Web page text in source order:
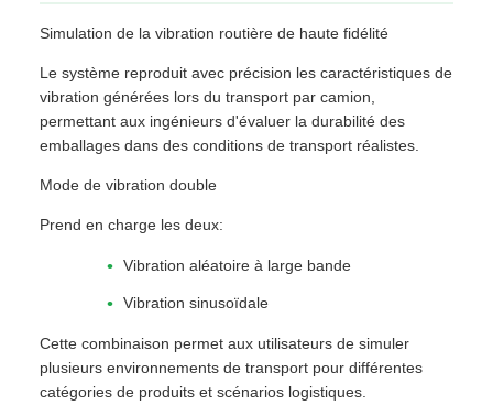
Simulation de la vibration routière de haute fidélité
Le système reproduit avec précision les caractéristiques de
vibration générées lors du transport par camion,
permettant aux ingénieurs d'évaluer la durabilité des
emballages dans des conditions de transport réalistes.
Mode de vibration double
Prend en charge les deux:
Vibration aléatoire à large bande
Vibration sinusoïdale
Cette combinaison permet aux utilisateurs de simuler
plusieurs environnements de transport pour différentes
catégories de produits et scénarios logistiques.